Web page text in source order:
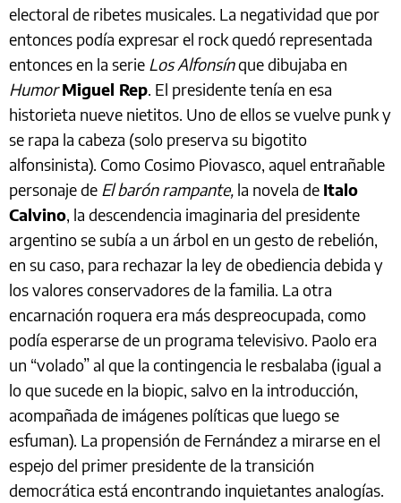
electoral de ribetes musicales. La negatividad que por
entonces podía expresar el rock quedó representada
entonces en la serie Los Alfonsínque dibujaba en
HumorMiguel Rep . El presidente tenía en esa
historieta nueve nietitos. Uno de ellos se vuelve punk y
se rapa la cabeza (solo preserva su bigotito
alfonsinista). Como Cosimo Piovasco, aquel entrañable
personaje de El barón rampante, la novela de Italo
Calvino , la descendencia imaginaria del presidente
argentino se subía a un árbol en un gesto de rebelión,
en su caso, para rechazar la ley de obediencia debida y
los valores conservadores de la familia. La otra
encarnación roquera era más despreocupada, como
podía esperarse de un programa televisivo. Paolo era
un “volado” al que la contingencia le resbalaba (igual a
lo que sucede en la biopic, salvo en la introducción,
acompañada de imágenes políticas que luego se
esfuman). La propensión de Fernández a mirarse en el
espejo del primer presidente de la transición
democrática está encontrando inquietantes analogías.